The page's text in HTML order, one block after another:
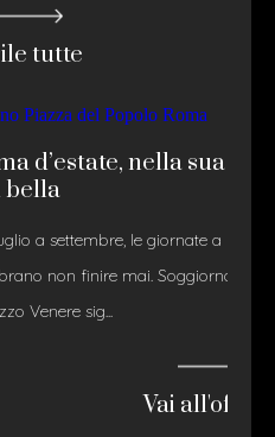
tutte
nella sua luce
le giornate a Roma
mai. Soggiornare a
Vai all'offerta